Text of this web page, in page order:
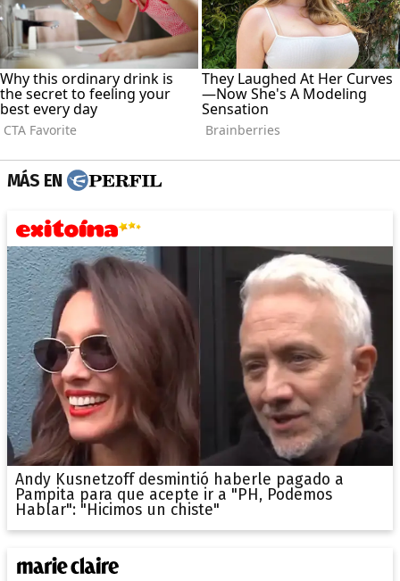
MÁS EN
Andy Kusnetzoff desmintió haberle pagado a
Pampita para que acepte ir a "PH, Podemos
Hablar": "Hicimos un chiste"